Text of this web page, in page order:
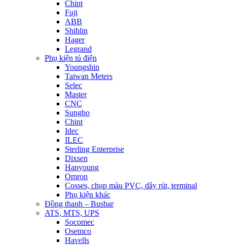
Chint
Fuji
ABB
Shihlin
Hager
Legrand
Phụ kiện tủ điện
Youngshin
Taiwan Meters
Selec
Master
CNC
Sungho
Chint
Idec
ILEC
Sterling Enterprise
Dixsen
Hanyoung
Omron
Cosses, chụp màu PVC, dây rút, terminal
Phụ kiện khác
Đồng thanh – Busbar
ATS, MTS, UPS
Socomec
Osemco
Havells